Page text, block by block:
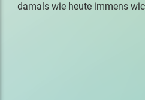
damals wie heute immens